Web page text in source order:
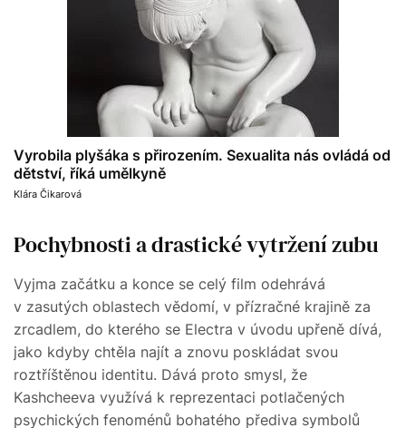
Vyrobila plyšáka s přirozením. Sexualita nás ovládá od
dětství, říká umělkyně
Klára Čikarová
Pochybnosti a drastické vytržení zubu
Vyjma začátku a konce se celý film odehrává
v zasutých oblastech vědomí, v přízračné krajině za
zrcadlem, do kterého se Electra v úvodu upřeně dívá,
jako kdyby chtěla najít a znovu poskládat svou
roztříštěnou identitu. Dává proto smysl, že
Kashcheeva využívá k reprezentaci potlačených
psychických fenoménů bohatého přediva symbolů